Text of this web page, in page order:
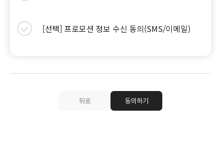
[선택] 프로모션 정보 수신 동의(SMS/이메일)
뒤로